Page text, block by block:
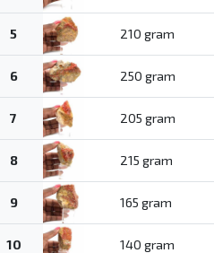
5 210 gram
6 250 gram
7 205 gram
8 215 gram
9 165 gram
10 140 gram